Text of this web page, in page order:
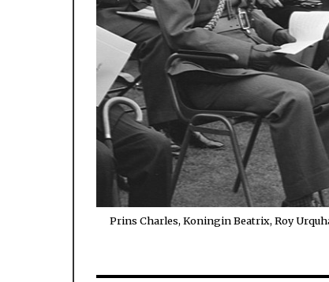
Prins Charles, Koningin Beatrix, Roy